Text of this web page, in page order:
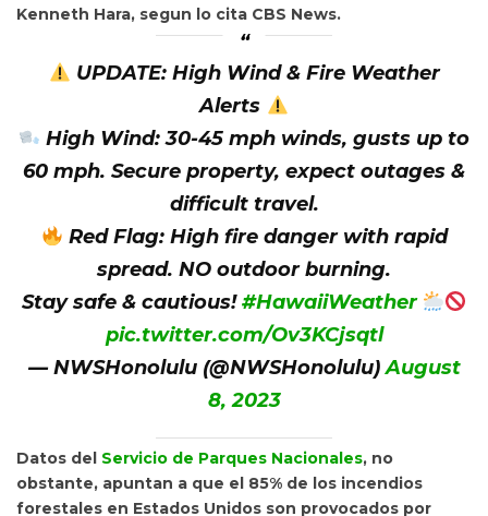
Kenneth Hara, segun lo cita CBS News.
UPDATE: High Wind & Fire Weather
Alerts
High Wind: 30-45 mph winds, gusts up to
60 mph. Secure property, expect outages &
difficult travel.
Red Flag: High fire danger with rapid
spread. NO outdoor burning.
Stay safe & cautious!#HawaiiWeather
pic.twitter.com/Ov3KCjsqtl
— NWSHonolulu (@NWSHonolulu)August
8, 2023
Datos del Servicio de Parques Nacionales, no
obstante, apuntan a que el 85% de los incendios
forestales en Estados Unidos son provocados por